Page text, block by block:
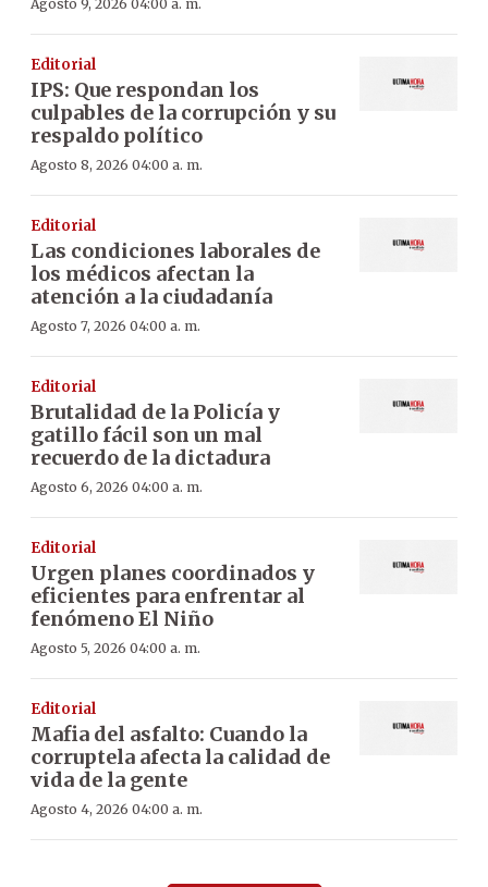
Agosto 9, 2026 04:00 a. m.
Editorial
IPS: Que respondan los
culpables de la corrupción y su
respaldo político
Agosto 8, 2026 04:00 a. m.
Editorial
Las condiciones laborales de
los médicos afectan la
atención a la ciudadanía
Agosto 7, 2026 04:00 a. m.
Editorial
Brutalidad de la Policía y
gatillo fácil son un mal
recuerdo de la dictadura
Agosto 6, 2026 04:00 a. m.
Editorial
Urgen planes coordinados y
eficientes para enfrentar al
fenómeno El Niño
Agosto 5, 2026 04:00 a. m.
Editorial
Mafia del asfalto: Cuando la
corruptela afecta la calidad de
vida de la gente
Agosto 4, 2026 04:00 a. m.